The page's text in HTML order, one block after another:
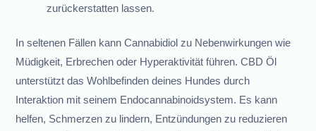
zurückerstatten lassen.
In seltenen Fällen kann Cannabidiol zu Nebenwirkungen wie
Müdigkeit, Erbrechen oder Hyperaktivität führen. CBD Öl
unterstützt das Wohlbefinden deines Hundes durch
Interaktion mit seinem Endocannabinoidsystem. Es kann
helfen, Schmerzen zu lindern, Entzündungen zu reduzieren